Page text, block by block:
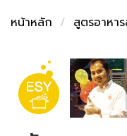
หน้าหลัก
สูตรอาหา